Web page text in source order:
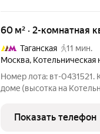
60 м² · 2-комнатная
Таганская
11 мин.
Москва, Котельническая
Номер лота: вт-0431521.
дoмe (высотка на
парковкой,
отдельная площадка для
Показать телефон